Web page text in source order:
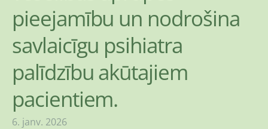
pieejamību un nodrošina
savlaicīgu psihiatra
palīdzību akūtajiem
pacientiem.
6. janv. 2026